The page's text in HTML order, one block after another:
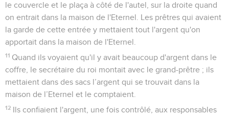
le couvercle et le plaça à côté de l'autel, sur la droite quand
on entrait dans la maison de l'Eternel. Les prêtres qui avaient
la garde de cette entrée y mettaient tout l'argent qu'on
apportait dans la maison de l'Eternel.
11 Quand ils voyaient qu'il y avait beaucoup d'argent dans le
coffre, le secrétaire du roi montait avec le grand-prêtre ; ils
mettaient dans des sacs l’argent qui se trouvait dans la
maison de l’Eternel et le comptaient.
12 Ils confiaient l'argent, une fois contrôlé, aux responsables